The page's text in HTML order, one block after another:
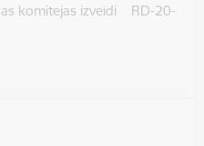
komitejas izveidi RD-20-